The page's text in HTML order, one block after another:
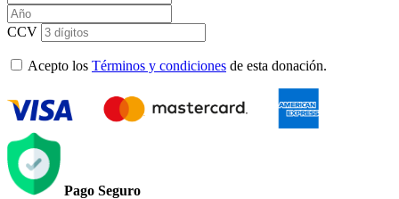
CCV
Acepto los Términos y condiciones de esta donación.
Pago Seguro